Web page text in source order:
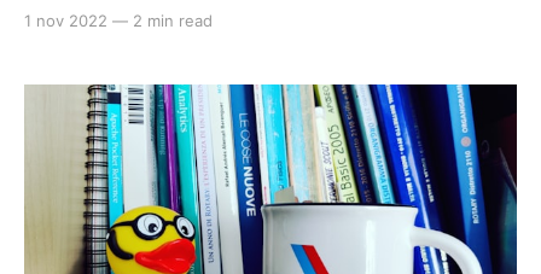
web alimentando nuove sfide.
1 nov 2022 — 2 min read